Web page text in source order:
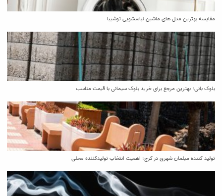
مقایسه بهترین مدل ‌های ماشین لباسشویی توشیبا
بلوک بانی؛ بهترین مرجع برای خرید بلوک سیمانی با قیمت مناسب
تولید کننده مبلمان شهری در کرج؛ اهمیت انتخاب تولیدکننده محلی